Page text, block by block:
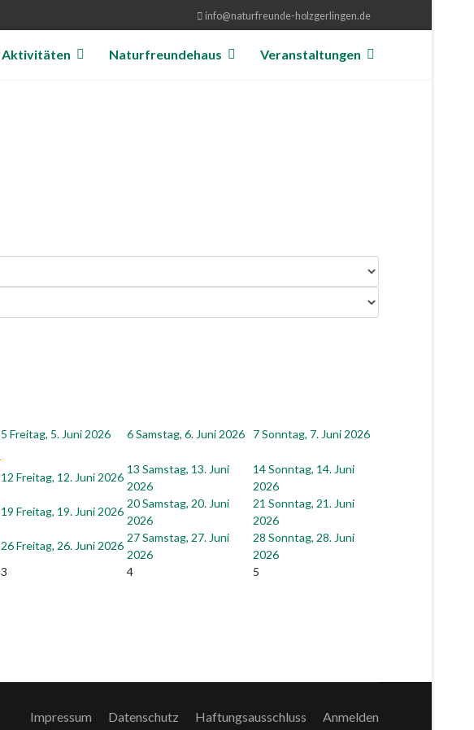
info@naturfreunde-holzgerlingen.de
Aktivitäten Naturfreundehaus Veranstaltungen
5 Freitag, 5. Juni 2026 6Samstag, 6. Juni 2026 7Sonntag, 7. Juni 2026
12 Freitag, 12. Juni 2026
13 Samstag, 13. Juni
2026
14Sonntag, 14. Juni
2026
19 Freitag, 19. Juni 2026
20Samstag, 20. Juni
2026
21 Sonntag, 21. Juni
2026
26Freitag, 26. Juni 2026
27Samstag, 27. Juni
2026
28 Sonntag, 28. Juni
2026
3 4
5
Impressum Datenschutz Haftungsausschluss Anmelden